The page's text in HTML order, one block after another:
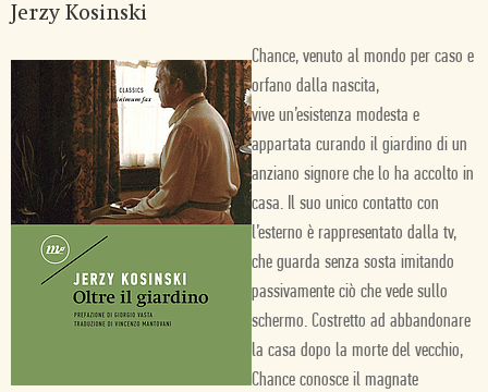
Jerzy Kosinski
Chance, venuto al mondo per caso e
orfano dalla nascita,
vive un’esistenza modesta e
appartata curando il giardino di un
anziano signore che lo ha accolto in
casa. Il suo unico contatto con
l’esterno è rappresentato dalla tv,
che guarda senza sosta imitando
passivamente ciò che vede sullo
schermo. Costretto ad abbandonare
la casa dopo la morte del vecchio,
Chance conosce il magnate